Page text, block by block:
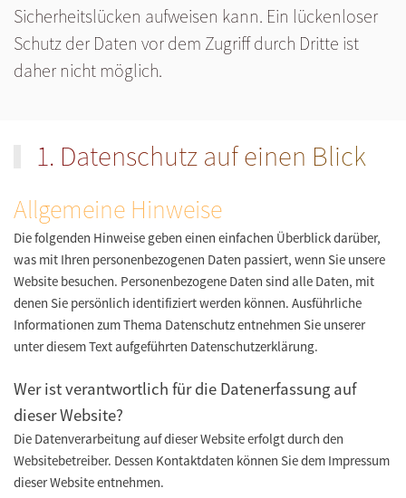
Sicherheitslücken aufweisen kann. Ein lückenloser
Schutz der Daten vor dem Zugriff durch Dritte ist
daher nicht möglich.
1. Datenschutz auf einen Blick
Allgemeine Hinweise
Die folgenden Hinweise geben einen einfachen Überblick darüber,
was mit Ihren personenbezogenen Daten passiert, wenn Sie unsere
Website besuchen. Personenbezogene Daten sind alle Daten, mit
denen Sie persönlich identifiziert werden können. Ausführliche
Informationen zum Thema Datenschutz entnehmen Sie unserer
unter diesem Text aufgeführten Datenschutzerklärung.
Wer ist verantwortlich für die Datenerfassung auf
dieser Website?
Die Datenverarbeitung auf dieser Website erfolgt durch den
Websitebetreiber. Dessen Kontaktdaten können Sie dem Impressum
dieser Website entnehmen.